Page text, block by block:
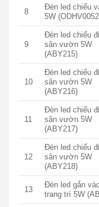
8
Đèn led chiếu
5W
9
Đèn led chiếu
sân vườn 5W
(ABY215)
10
Đèn led chiếu
sân vườn 5W
(ABY216)
11
Đèn led chiếu
sân vườn 5W
(ABY217)
12
Đèn led chiếu
sân vườn 5W
(ABY218)
13
Đèn led gắn
trang trí 5W